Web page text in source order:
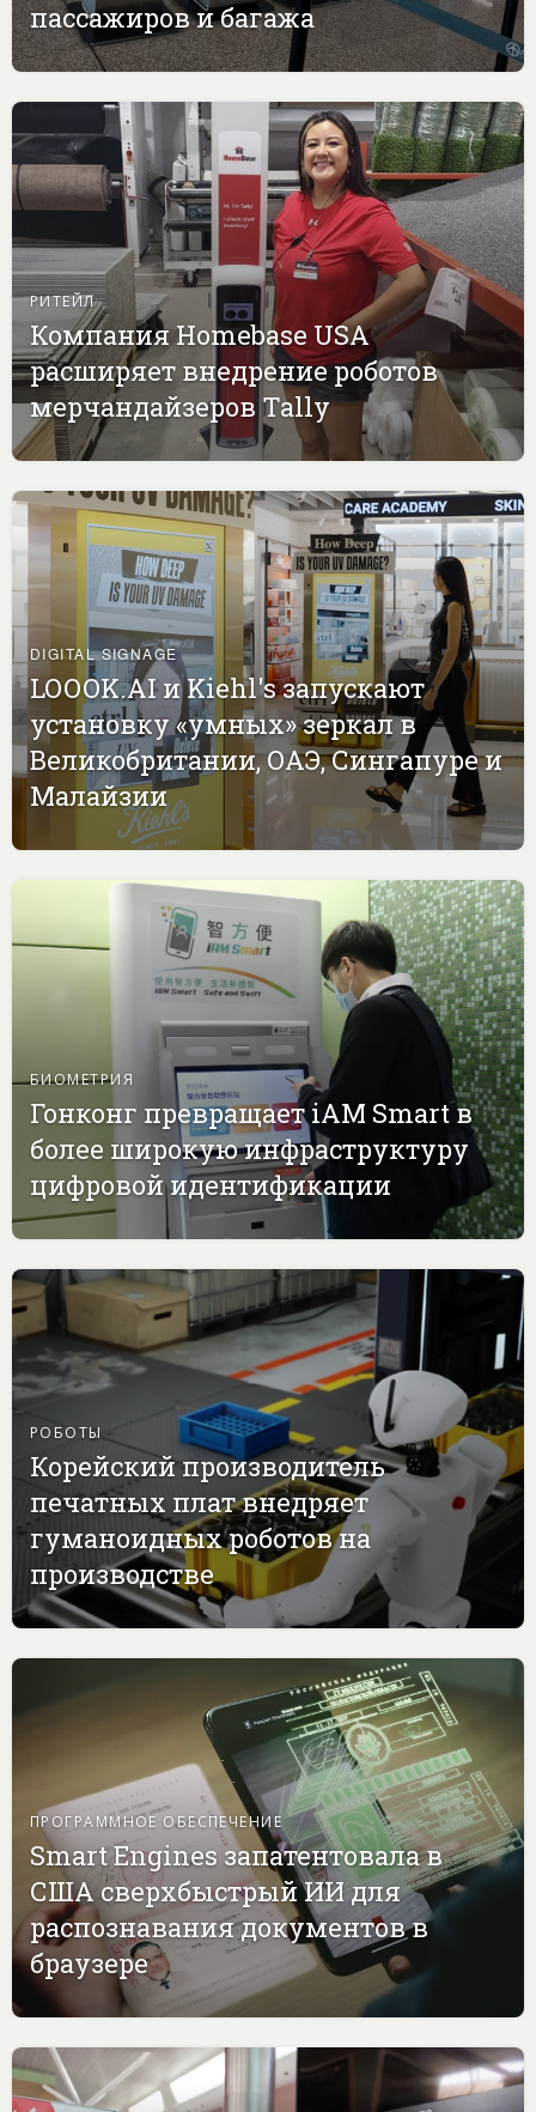
пассажиров и багажа
РИТЕЙЛ
Компания Homebase USA
расширяет внедрение роботов
мерчандайзеров Tally
DIGITAL SIGNAGE
LOOOK.AI и Kiehl's запускают
установку «умных» зеркал в
Великобритании, ОАЭ, Сингапуре и
Малайзии
БИОМЕТРИЯ
Гонконг превращает iAM Smart в
более широкую инфраструктуру
цифровой идентификации
РОБОТЫ
Корейский производитель
печатных плат внедряет
гуманоидных роботов на
производстве
ПРОГРАММНОЕ ОБЕСПЕЧЕНИЕ
Smart Engines запатентовала в
США сверхбыстрый ИИ для
распознавания документов в
браузере